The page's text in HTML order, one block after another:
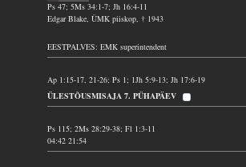
Ps 47; 5Ms 34:1-7; Jh 16:4-11
Edgar Blake, ÜMK piiskop, † 1943
EESTPALVES: EMK superintendent
Ap 1:15-17, 21-26; Ps 1; 1Jh 5:9-13; Jh 17:6-19
ÜLESTÕUSMISAJA 7. PÜHAPÄEV
Ps 115; 2Ms 28:29-38; Fl 1:3-11
04:42 21:54